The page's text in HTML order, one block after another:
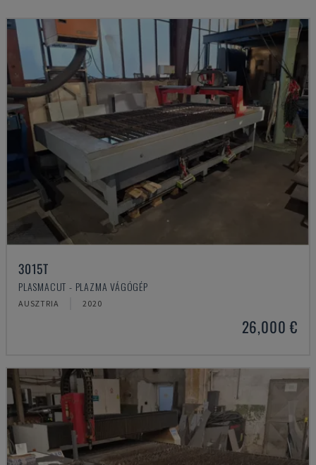
3015T
PLASMACUT - PLAZMA VÁGÓGÉP
AUSZTRIA 2020
26,000 €